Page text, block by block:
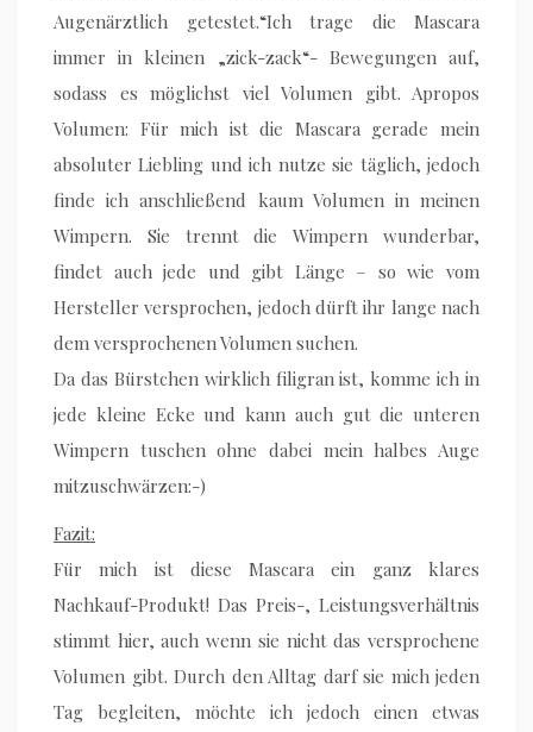
Augenärztlich getestet.“Ich trage die Mascara
immer in kleinen „zick-zack“- Bewegungen auf,
sodass es möglichst viel Volumen gibt. Apropos
Volumen: Für mich ist die Mascara gerade mein
absoluter Liebling und ich nutze sie täglich, jedoch
finde ich anschließend kaum Volumen in meinen
Wimpern. Sie trennt die Wimpern wunderbar,
findet auch jede und gibt Länge – so wie vom
Hersteller versprochen, jedoch dürft ihr lange nach
dem versprochenen Volumen suchen.
Da das Bürstchen wirklich filigran ist, komme ich in
jede kleine Ecke und kann auch gut die unteren
Wimpern tuschen ohne dabei mein halbes Auge
mitzuschwärzen:-)
Fazit:
Für mich ist diese Mascara ein ganz klares
Nachkauf-Produkt! Das Preis-, Leistungsverhältnis
stimmt hier, auch wenn sie nicht das versprochene
Volumen gibt. Durch den Alltag darf sie mich jeden
Tag begleiten, möchte ich jedoch einen etwas